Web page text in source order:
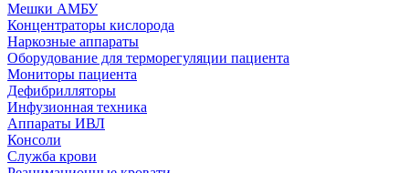
Мешки АМБУ
Концентраторы кислорода
Наркозные аппараты
Оборудование для терморегуляции пациента
Мониторы пациента
Дефибрилляторы
Инфузионная техника
Аппараты ИВЛ
Консоли
Служба крови